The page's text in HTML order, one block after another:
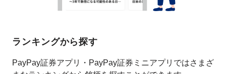
ランキングから探す
PayPay証券アプリ・PayPay証券ミニアプリではさまざ